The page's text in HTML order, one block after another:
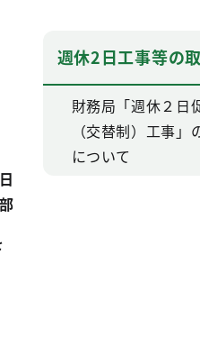
週休2日工事等の
財務局「週休２日
（交替制）工事」
について